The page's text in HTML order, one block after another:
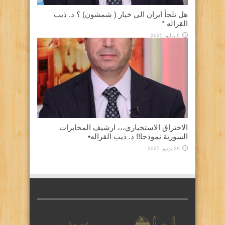
هل تلجأ ايران الى خيار ( شمشون) ؟ د. ذيب
القراله *
6 يوليو، 2025
الاختراق الاستخباري،،، ارشيف المخابرات
السورية نموذجا!! د. ذيب القراله•
29 يونيو، 2025